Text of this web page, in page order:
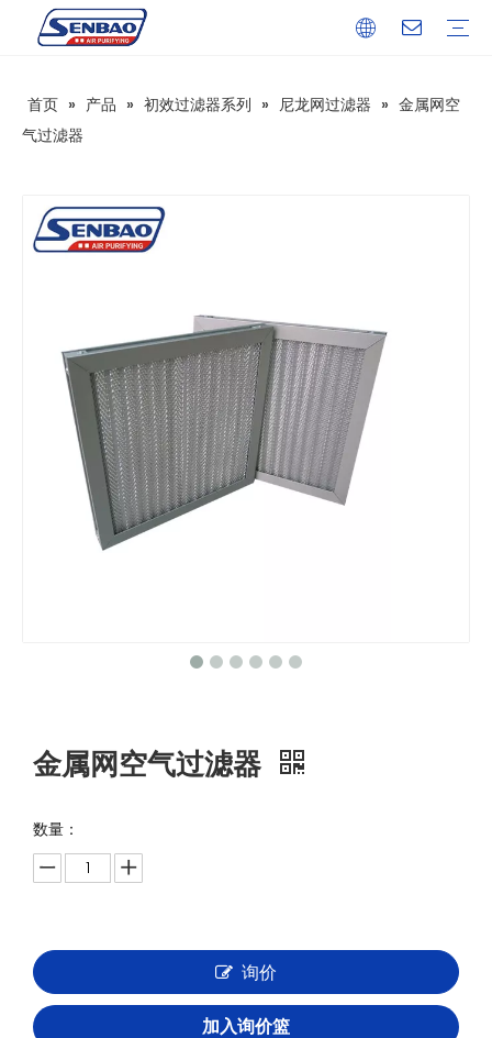
首页 » 产品 » 初效过滤器系列 » 尼龙网过滤器 » 金属网空
气过滤器
金属网空气过滤器
数量：
询价
加入询价篮